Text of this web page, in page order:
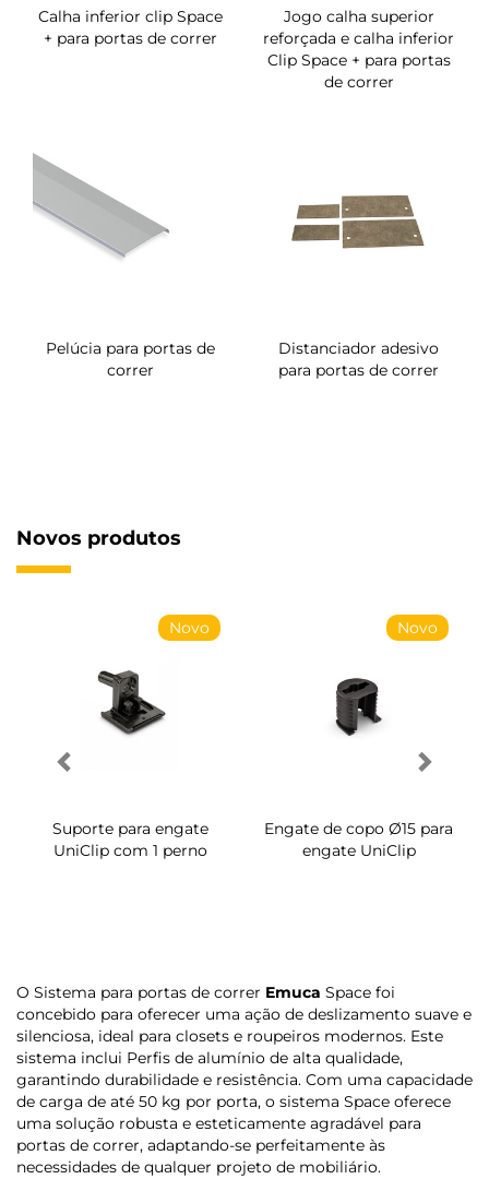
Calha inferior clip Space
+ para portas de correr
Jogo calha superior
reforçada e calha inferior
Clip Space + para portas
de correr
Pelúcia para portas de
correr
Distanciador adesivo
para portas de correr
Novos produtos
Novo
Suporte para engate
UniClip com 1 perno
Novo
Engate de copo Ø15 para
engate UniClip
O Sistema para portas de correr Emuca Space foi
concebido para oferecer uma ação de deslizamento suave e
silenciosa, ideal para closets e roupeiros modernos. Este
sistema inclui Perfis de alumínio de alta qualidade,
garantindo durabilidade e resistência. Com uma capacidade
de carga de até 50 kg por porta, o sistema Space oferece
uma solução robusta e esteticamente agradável para
portas de correr, adaptando-se perfeitamente às
necessidades de qualquer projeto de mobiliário.